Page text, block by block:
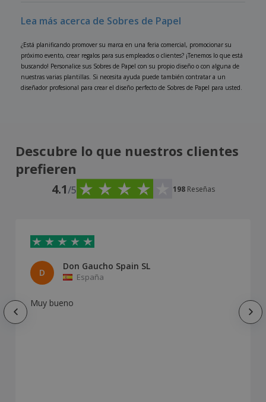
Lea más acerca de Sobres de Papel
¿Está planificando promover su marca en una feria comercial, promocionar su
próximo evento, crear regalos para sus empleados o clientes? ¡Tenemos lo que está
buscando! Personalice sus Sobres de Papel con su propio diseño o con alguna de
nuestras varias plantillas. Si necesita ayuda puede también contratar a un
diseñador profesional para crear el diseño perfecto de Sobres de Papel para usted.
Descubre lo que nuestros clientes
prefieren
4.1/5 198 Reseñas
D
Don Gaucho Spain SL
España
Muy bueno